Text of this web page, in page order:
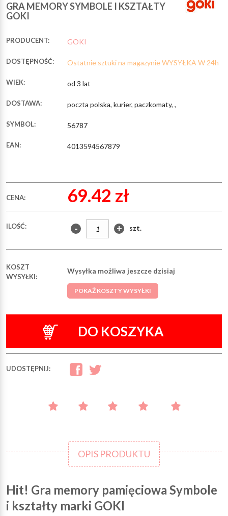
GRA MEMORY SYMBOLE I KSZTAŁTY
GOKI
PRODUCENT: GOKI
DOSTĘPNOŚĆ: Ostatnie sztuki na magazynie WYSYŁKA W 24h
WIEK: od 3 lat
DOSTAWA: poczta polska, kurier, paczkomaty, ,
SYMBOL: 56787
EAN: 4013594567879
CENA: 69.42 zł
ILOŚĆ: - + szt.
KOSZT
WYSYŁKI:
Wysyłka możliwa jeszcze dzisiaj
POKAŻ KOSZTY WYSYŁKI
DO KOSZYKA
UDOSTĘPNIJ:
OPIS PRODUKTU
Hit! Gra memory pamięciowa Symbole
i kształty marki GOKI